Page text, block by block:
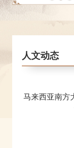
人文动态
马来西亚南方